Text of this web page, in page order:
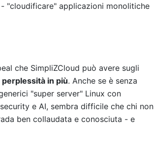
"cloudificare" applicazioni monolitiche
che SimpliZCloud può avere sugli
in più. Anche se è senza
"super server" Linux con
e AI, sembra difficile che chi non
ben collaudata e conosciuta - e